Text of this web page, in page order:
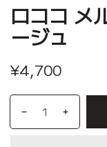
ロココ メ
ージュ
¥4,700